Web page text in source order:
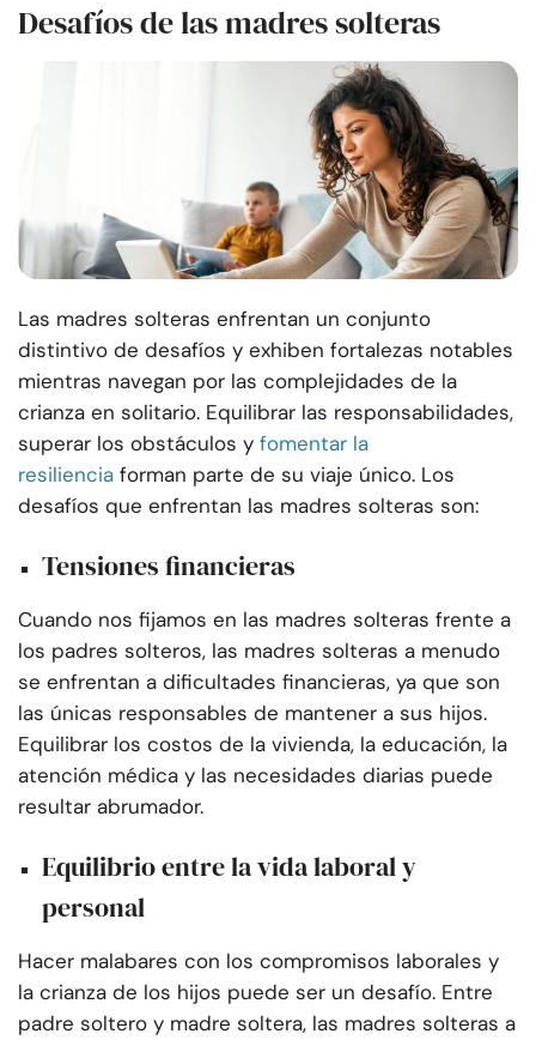
Desafíos de las madres solteras
Las madres solteras enfrentan un conjunto
distintivo de desafíos y exhiben fortalezas notables
mientras navegan por las complejidades de la
crianza en solitario. Equilibrar las responsabilidades,
superar los obstáculos y fomentar la
resiliencia forman parte de su viaje único. Los
desafíos que enfrentan las madres solteras son:
Tensiones financieras
Cuando nos fijamos en las madres solteras frente a
los padres solteros, las madres solteras a menudo
se enfrentan a dificultades financieras, ya que son
las únicas responsables de mantener a sus hijos.
Equilibrar los costos de la vivienda, la educación, la
atención médica y las necesidades diarias puede
resultar abrumador.
Equilibrio entre la vida laboral y
personal
Hacer malabares con los compromisos laborales y
la crianza de los hijos puede ser un desafío. Entre
padre soltero y madre soltera, las madres solteras a